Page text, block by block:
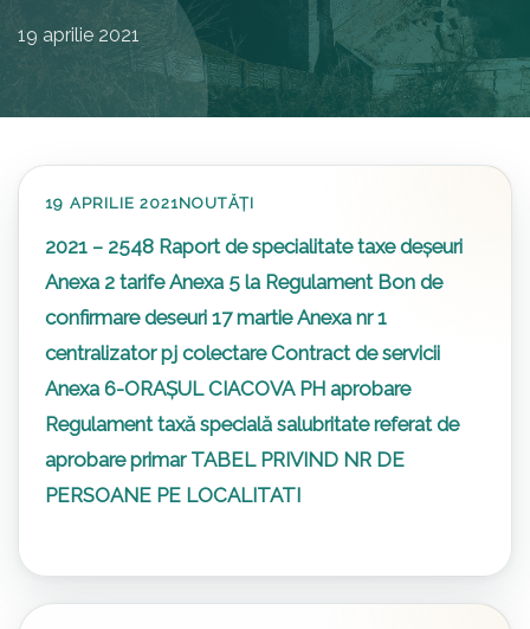
19 aprilie 2021
19 APRILIE 2021NOUTĂȚI
2021 – 2548 Raport de specialitate taxe deșeuri
Anexa 2 tarife Anexa 5 la Regulament Bon de
confirmare deseuri 17 martie Anexa nr 1
centralizator pj colectareContract de servicii
Anexa 6-ORAȘUL CIACOVA PH aprobare
Regulament taxă specială salubritate referat de
aprobare primar TABEL PRIVIND NR DE
PERSOANE PE LOCALITATI